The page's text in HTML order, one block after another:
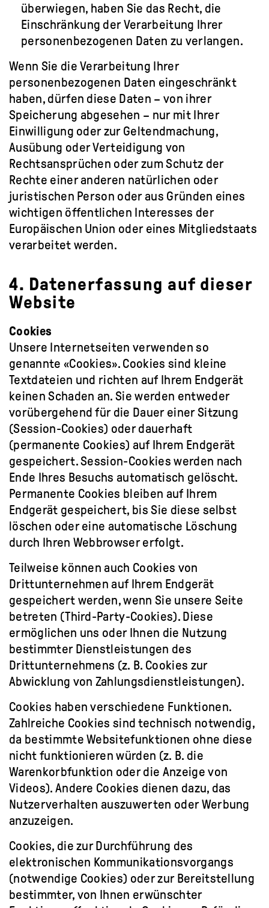
überwiegen, haben Sie das Recht, die
Einschränkung der Verarbeitung Ihrer
personenbezogenen Daten zu verlangen.
Wenn Sie die Verarbeitung Ihrer
personenbezogenen Daten eingeschränkt
haben, dürfen diese Daten – von ihrer
Speicherung abgesehen – nur mit Ihrer
Einwilligung oder zur Geltendmachung,
Ausübung oder Verteidigung von
Rechtsansprüchen oder zum Schutz der
Rechte einer anderen natürlichen oder
juristischen Person oder aus Gründen eines
wichtigen öffentlichen Interesses der
Europäischen Union oder eines Mitgliedstaats
verarbeitet werden.
4. Datenerfassung auf dieser
Website
Cookies
Unsere Internetseiten verwenden so
genannte «Cookies». Cookies sind kleine
Textdateien und richten auf Ihrem Endgerät
keinen Schaden an. Sie werden entweder
vorübergehend für die Dauer einer Sitzung
(Session-Cookies) oder dauerhaft
(permanente Cookies) auf Ihrem Endgerät
gespeichert. Session-Cookies werden nach
Ende Ihres Besuchs automatisch gelöscht.
Permanente Cookies bleiben auf Ihrem
Endgerät gespeichert, bis Sie diese selbst
löschen oder eine automatische Löschung
durch Ihren Webbrowser erfolgt.
Teilweise können auch Cookies von
Drittunternehmen auf Ihrem Endgerät
gespeichert werden, wenn Sie unsere Seite
betreten (Third-Party-Cookies). Diese
ermöglichen uns oder Ihnen die Nutzung
bestimmter Dienstleistungen des
Drittunternehmens (z. B. Cookies zur
Abwicklung von Zahlungsdienstleistungen).
Cookies haben verschiedene Funktionen.
Zahlreiche Cookies sind technisch notwendig,
da bestimmte Websitefunktionen ohne diese
nicht funktionieren würden (z. B. die
Warenkorbfunktion oder die Anzeige von
Videos). Andere Cookies dienen dazu, das
Nutzerverhalten auszuwerten oder Werbung
anzuzeigen.
Cookies, die zur Durchführung des
elektronischen Kommunikationsvorgangs
(notwendige Cookies) oder zur Bereitstellung
bestimmter, von Ihnen erwünschter